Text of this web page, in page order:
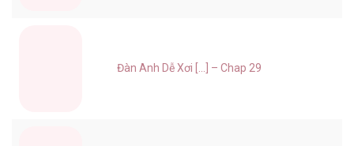
Đàn Anh Dễ Xơi [...] – Chap 29